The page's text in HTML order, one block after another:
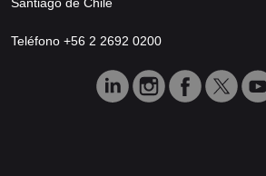
Teléfono +56 2 2692 0200